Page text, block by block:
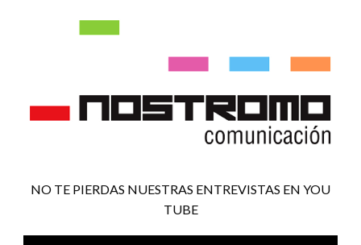
NO TE PIERDAS NUESTRAS ENTREVISTAS EN YOU
TUBE